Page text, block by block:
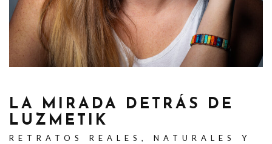
LA MIRADA DETRÁS DE
LUZMETIK
RETRATOS REALES, NATURALES Y